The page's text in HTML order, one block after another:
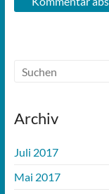
Archiv
Juli 2017
Mai 2017